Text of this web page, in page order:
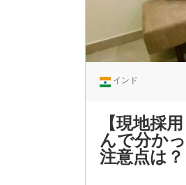
インド
【現地採
んで分か
注意点は？